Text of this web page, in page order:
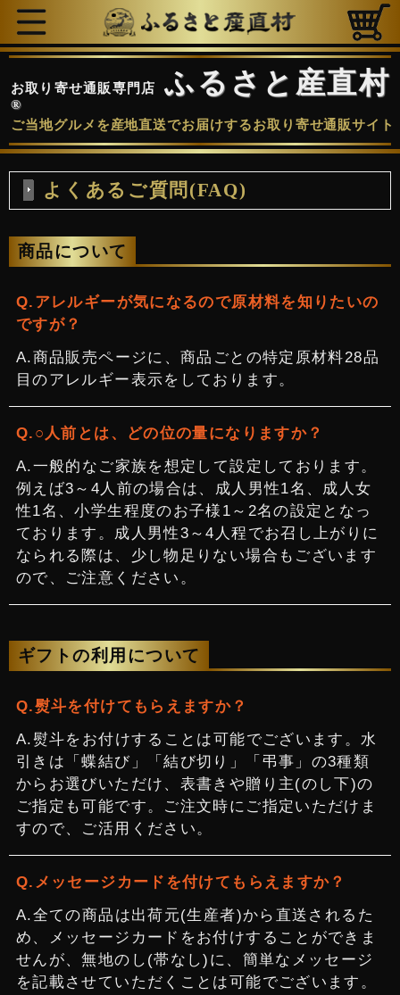
お取り寄せ通販専門店 ふるさと産直村
®
ご当地グルメを産地直送でお届けするお取り寄せ通販サイト
よくあるご質問(FAQ)
商品について
アレルギーが気になるので原材料を知りたいの
ですが？
商品販売ページに、商品ごとの特定原材料28品
目のアレルギー表示をしております。
○人前とは、どの位の量になりますか？
一般的なご家族を想定して設定しております。
例えば3～4人前の場合は、成人男性1名、成人女
性1名、小学生程度のお子様1～2名の設定となっ
ております。成人男性3～4人程でお召し上がりに
なられる際は、少し物足りない場合もございます
ので、ご注意ください。
ギフトの利用について
熨斗を付けてもらえますか？
熨斗をお付けすることは可能でございます。水
引きは「蝶結び」「結び切り」「弔事」の3種類
からお選びいただけ、表書きや贈り主(のし下)の
ご指定も可能です。ご注文時にご指定いただけま
すので、ご活用ください。
メッセージカードを付けてもらえますか？
全ての商品は出荷元(生産者)から直送されるた
め、メッセージカードをお付けすることができま
せんが、無地のし(帯なし)に、簡単なメッセージ
を記載させていただくことは可能でございます。